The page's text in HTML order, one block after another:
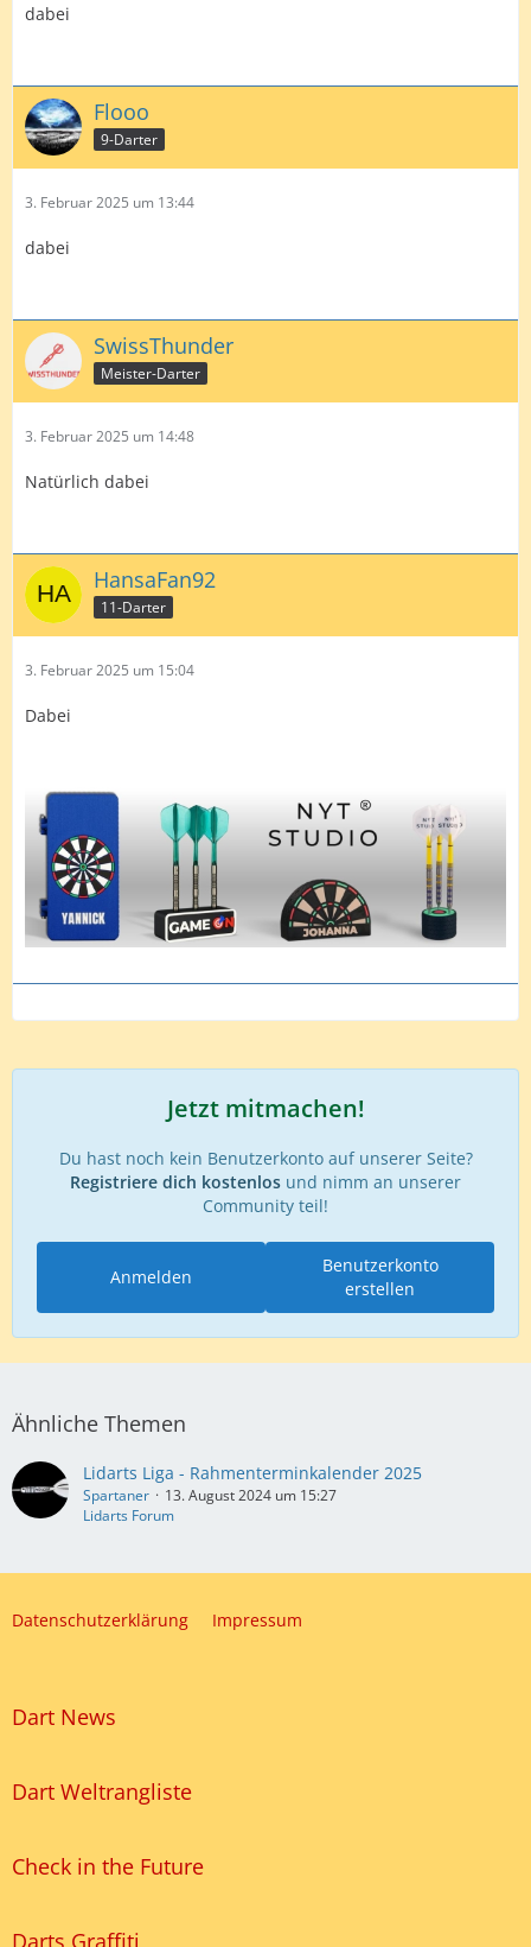
dabei
Flooo
9-Darter
3. Februar 2025 um 13:44
dabei
SwissThunder
Meister-Darter
3. Februar 2025 um 14:48
Natürlich dabei
HansaFan92
11-Darter
3. Februar 2025 um 15:04
Dabei
Jetzt mitmachen!
Du hast noch kein Benutzerkonto auf unserer Seite?
Registriere dich kostenlos und nimm an unserer
Community teil!
Benutzerkonto
erstellen
Anmelden
Ähnliche Themen
Lidarts Liga - Rahmenterminkalender 2025
Spartaner
13. August 2024 um 15:27
Lidarts Forum
Datenschutzerklärung Impressum
Dart News
Dart Weltrangliste
Check in the Future
Darts Graffiti